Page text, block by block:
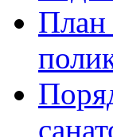
План